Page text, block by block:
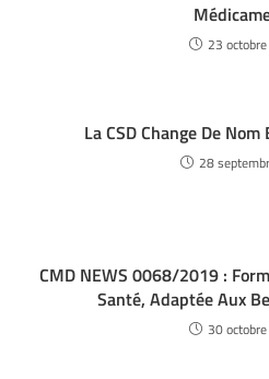
23
La CSD Change De
28
CMD NEWS 0068/2019 :
Santé, Adaptée Aux
30